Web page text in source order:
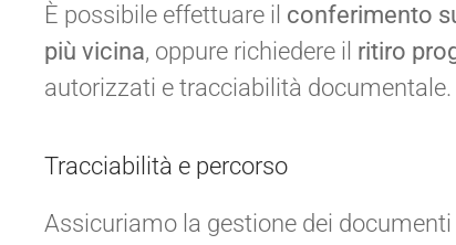
È possibile effettuare il conferimento
più vicina, oppure richiedere il ritiro
autorizzati e tracciabilità documentale.
Tracciabilità e percorso
Assicuriamo la gestione dei